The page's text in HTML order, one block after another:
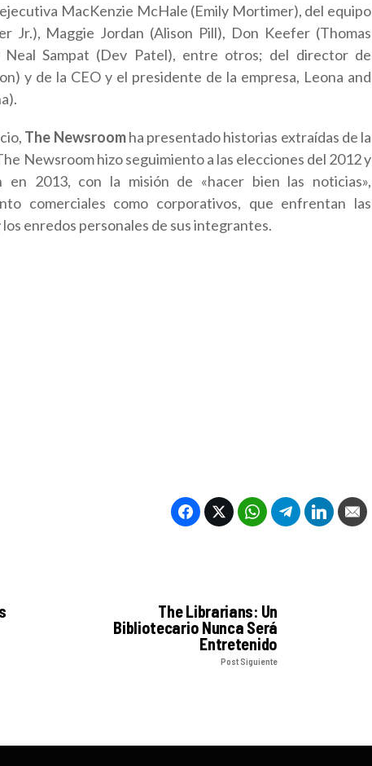
MacKenzie McHale (Emily Mortimer), del equipo
Jr.), Maggie Jordan (Alison Pill), Don Keefer (Thomas
Neal Sampat (Dev Patel), entre otros; del director de
y de la CEO y el presidente de la empresa, Leona and
The Newsroomha presentado historias extraídas de la
Newsroom hizo seguimiento a las elecciones del 2012 y
en 2013, con la misión de «hacer bien las noticias»,
comerciales como corporativos, que enfrentan las
enredos personales de sus integrantes.
The Librarians: Un
Bibliotecario Nunca Será
Entretenido
Post Siguiente